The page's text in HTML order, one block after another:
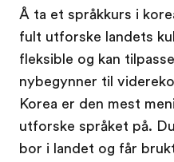
Å ta et språkkurs i
fult utforske landets
fleksible og kan
nybegynner til
Korea er den mest
utforske språket på.
bor i landet og får